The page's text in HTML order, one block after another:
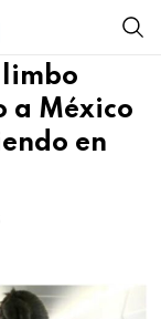
a México
en